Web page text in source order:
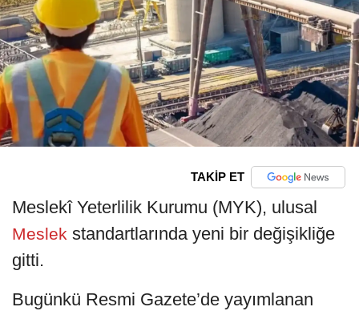
TAKİP ET
Meslekî Yeterlilik Kurumu (MYK), ulusal
Meslek standartlarında yeni bir değişikliğe
gitti.
Bugünkü Resmi Gazete’de yayımlanan